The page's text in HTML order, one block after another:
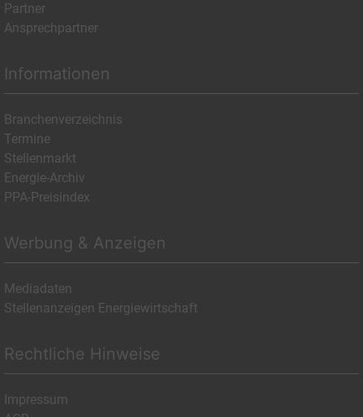
Partner
Ansprechpartner
Informationen
Branchenverzeichnis
Termine
Stellenmarkt
Energie-Archiv
PPA-Preisindex
Werbung & Anzeigen
Mediadaten
Stellenanzeigen Energiewirtschaft
Rechtliche Hinweise
Impressum